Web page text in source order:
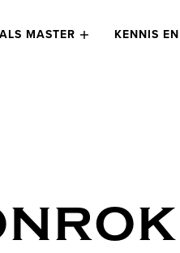
MASTER KENNIS